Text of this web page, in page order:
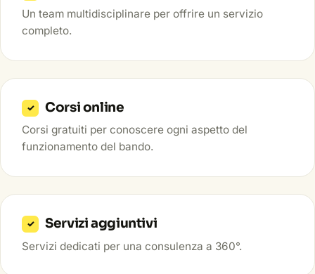
Un team multidisciplinare per offrire un servizio
completo.
✓ Corsi online
Corsi gratuiti per conoscere ogni aspetto del
funzionamento del bando.
✓ Servizi aggiuntivi
Servizi dedicati per una consulenza a 360°.